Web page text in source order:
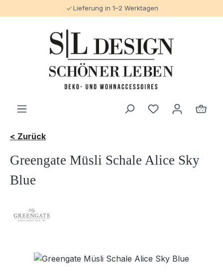
Lieferung in 1–2 Werktagen
< Zurück
Greengate Müsli Schale Alice Sky
Blue
Bildergalerie überspringen